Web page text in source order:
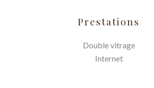
Prestations
Double vitrage
Internet